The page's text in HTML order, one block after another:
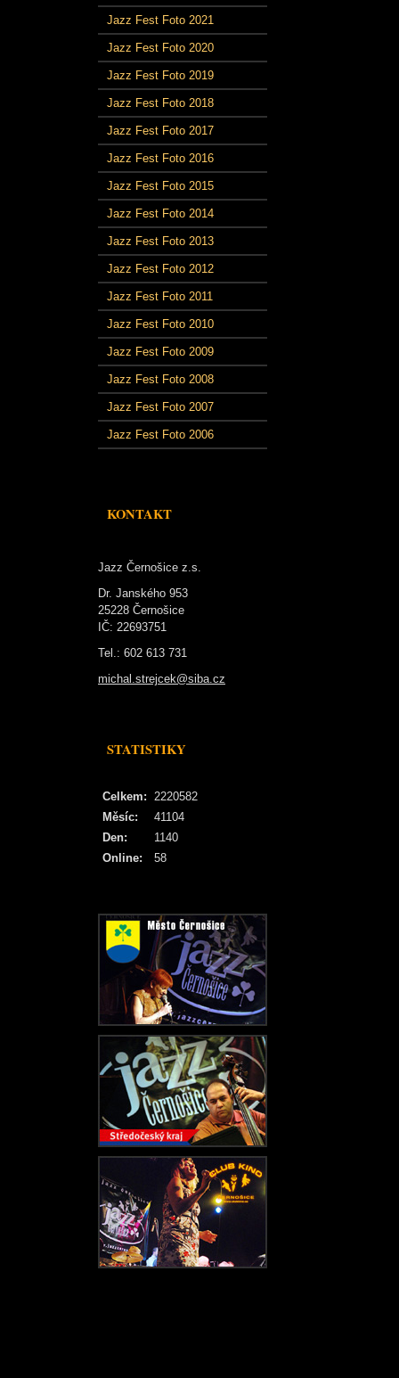
Jazz Fest Foto 2021
Jazz Fest Foto 2020
Jazz Fest Foto 2019
Jazz Fest Foto 2018
Jazz Fest Foto 2017
Jazz Fest Foto 2016
Jazz Fest Foto 2015
Jazz Fest Foto 2014
Jazz Fest Foto 2013
Jazz Fest Foto 2012
Jazz Fest Foto 2011
Jazz Fest Foto 2010
Jazz Fest Foto 2009
Jazz Fest Foto 2008
Jazz Fest Foto 2007
Jazz Fest Foto 2006
KONTAKT
Jazz Černošice z.s.
Dr. Janského 953
25228 Černošice
IČ: 22693751
Tel.: 602 613 731
michal.strejcek@siba.cz
STATISTIKY
Online: 58
Celkem: 2220582
Měsíc:
41104
Den:
1140